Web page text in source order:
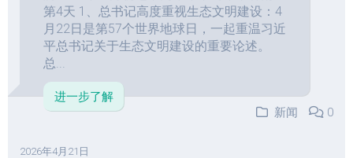
第4天 1、总书记高度重视生态文明建设：4
月22日是第57个世界地球日，一起重温习近
平总书记关于生态文明建设的重要论述。
总...
进一步了解
新闻
0
2026年4月21日